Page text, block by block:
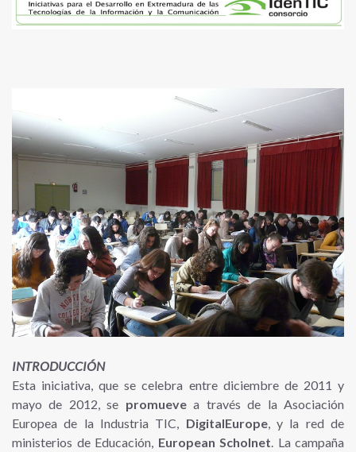
INTRODUCCIÓN
Esta iniciativa, que se celebra entre diciembre de 2011 y
mayo de 2012, se promuevea través de la Asociación
Europea de la Industria TIC, DigitalEurope, y la red de
ministerios de Educación, European Scholnet. La campaña